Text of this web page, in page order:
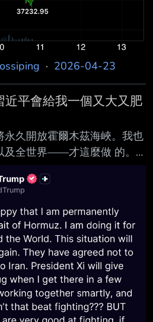
· 2026-04-23
近平會給我一個又大又肥
永久開放霍爾木茲海峽。我也
全世界——才這麼做 的。
生。他們已經同意不向伊朗運
週後在我抵達那裡 時，會給
！這難道不比 打仗好
，如果我們必須開戰，我們
比任何人都強得多！！！
這兩人要做愛了嗎